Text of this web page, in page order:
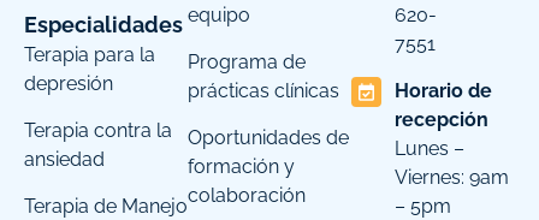
Especialidades
Terapia para la
depresión
Terapia contra la
ansiedad
Terapia de Manejo
equipo
Programa de
prácticas clínicas
Oportunidades de
formación y
colaboración
620-
7551
Horario de
recepción
Lunes –
Viernes: 9am
– 5pm